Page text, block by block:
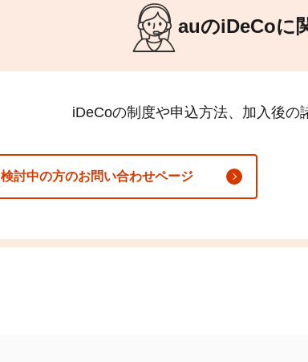
auのiDeCoに
iDeCoの制度や申込方法、加入後の
検討中の方のお問い合わせページ